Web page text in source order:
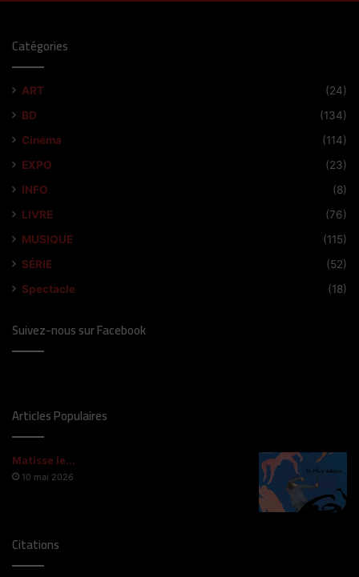
Catégories
ART
(24)
BD
(134)
Cinéma
(114)
EXPO
(23)
INFO
(8)
LIVRE
(76)
MUSIQUE
(115)
SÉRIE
(52)
Spectacle
(18)
Suivez-nous sur Facebook
Articles Populaires
Matisse le…
10 mai 2026
Citations